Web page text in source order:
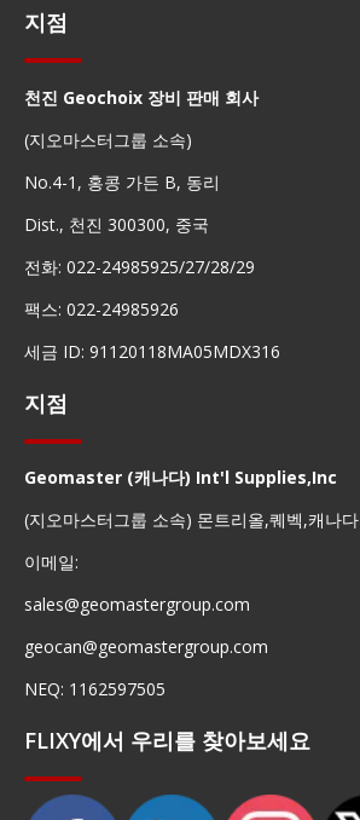
지점
천진 Geochoix 장비 판매 회사
(지오마스터그룹 소속)
No.4-1, 홍콩 가든 B, 동리
Dist., 천진 300300, 중국
전화: 022-24985925/27/28/29
팩스: 022-24985926
세금 ID: 91120118MA05MDX316
지점
Geomaster (캐나다) Int'l Supplies,Inc
(지오마스터그룹 소속) 몬트리올,퀘벡,캐나다
이메일:
sales@geomastergroup.com
geocan@geomastergroup.com
NEQ: 1162597505
FLIXY에서 우리를 찾아보세요